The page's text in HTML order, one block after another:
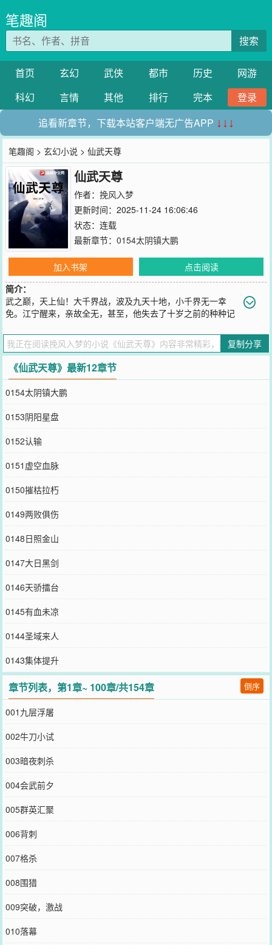
笔趣阁
搜索
首页 玄幻 武侠 都市 历史
网游
科幻
言情 其他 排行 完本
登录
追看新章节，下载本站客户端无广告APP ↓↓↓
笔趣阁 >玄幻小说 > 仙武天尊
仙武天尊
作者： 挽风入梦
更新时间：2025-11-24 16:06:46
状态：连载
最新章节： 0154太阴镇大鹏
加入书架
点击阅读
简介：
武之巅，天上仙！大千界战，波及九天十地，小千界无一幸
免。江宁醒来，亲故全无，甚至，他失去了十岁之前的种种记
升修为，将一切寻回。
您要是觉得《仙武天尊》还不错的话请不要忘记向您QQ群和微博微信
里的朋友推荐哦！
复制分享
《仙武天尊》最新12章节
0154太阴镇大鹏
0153阴阳星盘
0152认输
0151虚空血脉
0150摧枯拉朽
0149两败俱伤
0148日照金山
0147大日黑剑
0146天骄擂台
0145有血未凉
0144圣域来人
0143集体提升
章节列表，第1章~ 100章/共154章 倒序
001九层浮屠
002牛刀小试
003暗夜刺杀
004会武前夕
005群英汇聚
006背刺
007格杀
008围猎
009突破，激战
010落幕